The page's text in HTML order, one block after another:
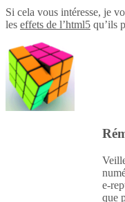
Si cela vous intéresse, je
les effets de l’html5 qu’ils
e-
que